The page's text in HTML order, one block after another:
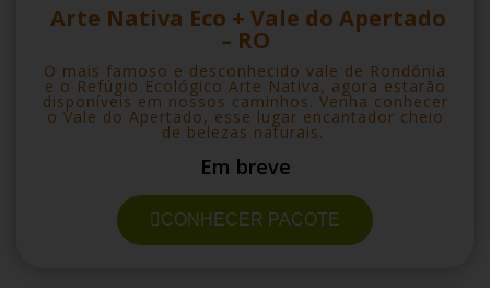
Arte Nativa Eco + Vale do Apertado
– RO
O mais famoso e desconhecido vale de Rondônia
e o Refúgio Ecológico Arte Nativa, agora estarão
disponíveis em nossos caminhos. Venha conhecer
o Vale do Apertado, esse lugar encantador cheio
de belezas naturais.
Em breve
CONHECER PACOTE